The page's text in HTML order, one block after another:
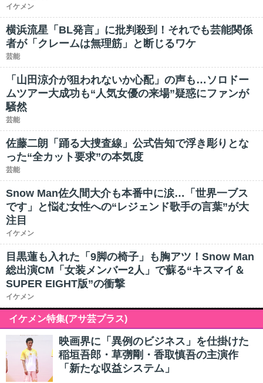
イケメン
横浜流星「BL発言」に批判殺到！それでも芸能関係
者が「クレームは無理筋」と断じるワケ
芸能
「山田涼介が狙われないか心配」の声も…ソロドー
ムツアー大成功も“人気女優の来場”疑惑にファンが
騒然
芸能
佐藤二朗「踊る大捜査線」公式告知で浮き彫りとな
った“全カット要求”の本気度
芸能
Snow Man佐久間大介も本番中に涙…「世界一ブス
です」と悩む女性への“レジェンド歌手の言葉”が大
注目
イケメン
目黒蓮も入れた「9脚の椅子」も胸アツ！Snow Man
総出演CM「女装メンバー2人」で蘇る“キスマイ＆
SUPER EIGHT版”の衝撃
イケメン
イケメン特集(アサ芸プラス)
映画界に「異例のビジネス」を仕掛けた
稲垣吾郎・草彅剛・香取慎吾の主演作
「新たな収益システム」